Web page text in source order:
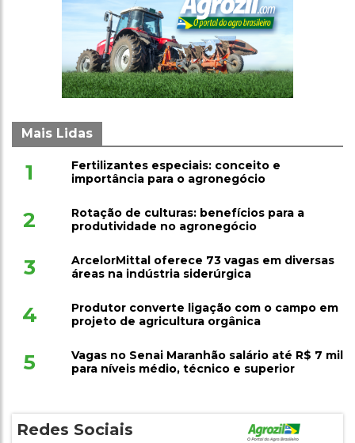
Mais Lidas
1
Fertilizantes especiais: conceito e
importância para o agronegócio
2
Rotação de culturas: benefícios para a
produtividade no agronegócio
3
ArcelorMittal oferece 73 vagas em diversas
áreas na indústria siderúrgica
4
Produtor converte ligação com o campo em
projeto de agricultura orgânica
5
Vagas no Senai Maranhão salário até R$ 7 mil
para níveis médio, técnico e superior
Redes Sociais